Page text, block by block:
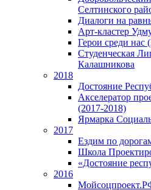
Селтинского
Диалоги на
Арт-кластер
Герои среди нас
Студенческая
Калашникова
2018
Достояние
Акселератор
(2017-2018)
Ярмарка
2017
Ездим по
Школа
«Достояние
2016